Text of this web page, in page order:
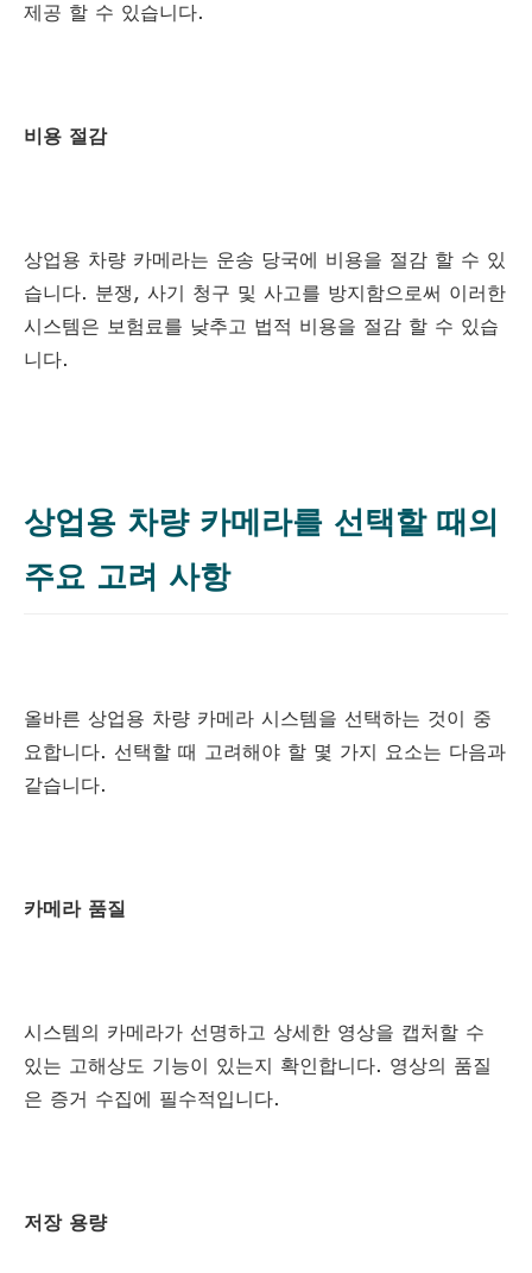
제공 할 수 있습니다.
비용 절감
상업용 차량 카메라는 운송 당국에 비용을 절감 할 수 있
습니다. 분쟁, 사기 청구 및 사고를 방지함으로써 이러한
시스템은 보험료를 낮추고 법적 비용을 절감 할 수 있습
니다.
상업용 차량 카메라를 선택할 때의
주요 고려 사항
올바른 상업용 차량 카메라 시스템을 선택하는 것이 중
요합니다. 선택할 때 고려해야 할 몇 가지 요소는 다음과
같습니다.
카메라 품질
시스템의 카메라가 선명하고 상세한 영상을 캡처할 수
있는 고해상도 기능이 있는지 확인합니다. 영상의 품질
은 증거 수집에 필수적입니다.
저장 용량